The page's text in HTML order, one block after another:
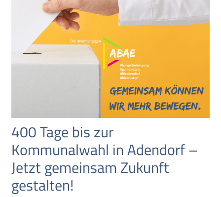
400 Tage bis zur
Kommunalwahl in Adendorf –
Jetzt gemeinsam Zukunft
gestalten!